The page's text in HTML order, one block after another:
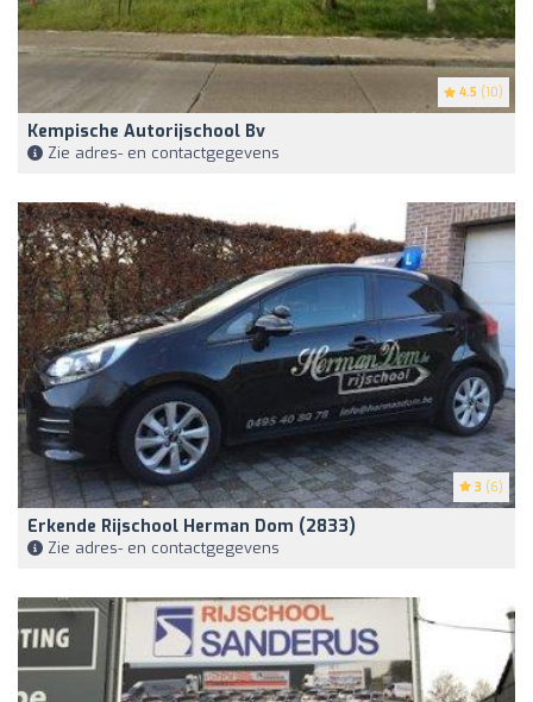
4.5 (10)
Kempische Autorijschool Bv
Zie adres- en contactgegevens
3 (6)
Erkende Rijschool Herman Dom (2833)
Zie adres- en contactgegevens